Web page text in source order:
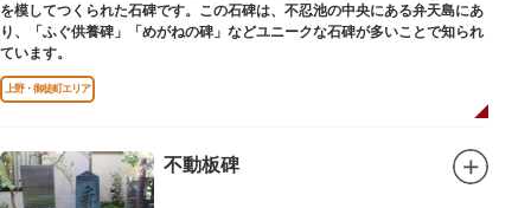
を模してつくられた石碑です。この石碑は、不忍池の中央にある弁天島にあ
り、「ふぐ供養碑」「めがねの碑」などユニークな石碑が多いことで知られ
ています。
上野・御徒町エリア
不動板碑